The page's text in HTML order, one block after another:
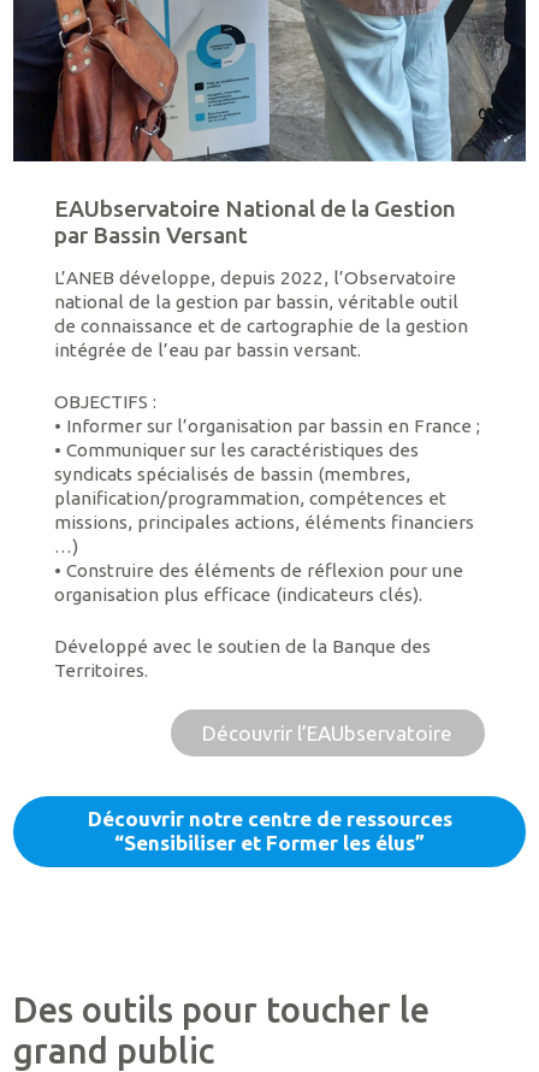
EAUbservatoire National de la Gestion
par Bassin Versant
L’ANEB développe, depuis 2022, l’Observatoire
national de la gestion par bassin, véritable outil
de connaissance et de cartographie de la gestion
intégrée de l’eau par bassin versant.
OBJECTIFS :
• Informer sur l’organisation par bassin en France ;
• Communiquer sur les caractéristiques des
syndicats spécialisés de bassin (membres,
planification/programmation, compétences et
missions, principales actions, éléments financiers
…)
• Construire des éléments de réflexion pour une
organisation plus efficace (indicateurs clés).
Développé avec le soutien de la Banque des
Territoires.
Découvrir l’EAUbservatoire
Découvrir notre centre de ressources
“Sensibiliser et Former les élus”
Des outils pour toucher le
grand public